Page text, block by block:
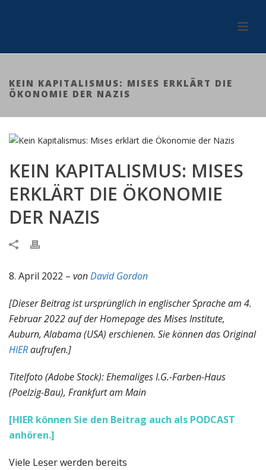
KEIN KAPITALISMUS: MISES ERKLÄRT DIE
ÖKONOMIE DER NAZIS
KEIN KAPITALISMUS: MISES
ERKLÄRT DIE ÖKONOMIE
DER NAZIS
8. April 2022 – vonDavid Gordon
[Dieser Beitrag ist ursprünglich in englischer Sprache am 4.
Februar 2022 auf der Homepage des Mises Institute,
Auburn, Alabama (USA) erschienen. Sie können das Original
HIERaufrufen.]
Titelfoto (Adobe Stock): Ehemaliges I.G.-Farben-Haus
(Poelzig-Bau), Frankfurt am Main
[HIER können Sie den Beitrag auch als PODCAST
anhören.]
Viele Leser werden bereits